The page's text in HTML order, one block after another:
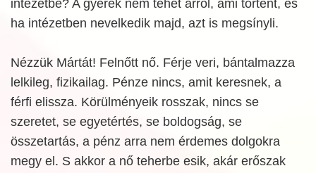
intézetbe? A gyerek nem tehet arról, ami történt, és
ha intézetben nevelkedik majd, azt is megsínyli.
Nézzük Mártát! Felnőtt nő. Férje veri, bántalmazza
lelkileg, fizikailag. Pénze nincs, amit keresnek, a
férfi elissza. Körülményeik rosszak, nincs se
szeretet, se egyetértés, se boldogság, se
összetartás, a pénz arra nem érdemes dolgokra
megy el. S akkor a nő teherbe esik, akár erőszak